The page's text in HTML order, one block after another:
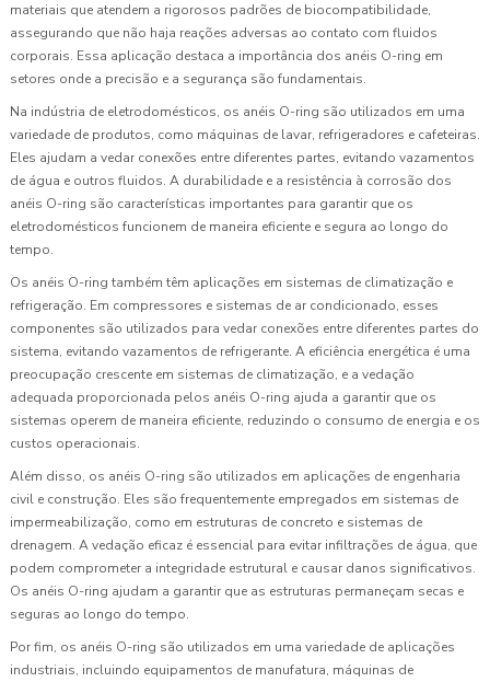
materiais que atendem a rigorosos padrões de biocompatibilidade,
assegurando que não haja reações adversas ao contato com fluidos
corporais. Essa aplicação destaca a importância dos anéis O-ring em
setores onde a precisão e a segurança são fundamentais.
Na indústria de eletrodomésticos, os anéis O-ring são utilizados em uma
variedade de produtos, como máquinas de lavar, refrigeradores e cafeteiras.
Eles ajudam a vedar conexões entre diferentes partes, evitando vazamentos
de água e outros fluidos. A durabilidade e a resistência à corrosão dos
anéis O-ring são características importantes para garantir que os
eletrodomésticos funcionem de maneira eficiente e segura ao longo do
tempo.
Os anéis O-ring também têm aplicações em sistemas de climatização e
refrigeração. Em compressores e sistemas de ar condicionado, esses
componentes são utilizados para vedar conexões entre diferentes partes do
sistema, evitando vazamentos de refrigerante. A eficiência energética é uma
preocupação crescente em sistemas de climatização, e a vedação
adequada proporcionada pelos anéis O-ring ajuda a garantir que os
sistemas operem de maneira eficiente, reduzindo o consumo de energia e os
custos operacionais.
Além disso, os anéis O-ring são utilizados em aplicações de engenharia
civil e construção. Eles são frequentemente empregados em sistemas de
impermeabilização, como em estruturas de concreto e sistemas de
drenagem. A vedação eficaz é essencial para evitar infiltrações de água, que
podem comprometer a integridade estrutural e causar danos significativos.
Os anéis O-ring ajudam a garantir que as estruturas permaneçam secas e
seguras ao longo do tempo.
Por fim, os anéis O-ring são utilizados em uma variedade de aplicações
industriais, incluindo equipamentos de manufatura, máquinas de